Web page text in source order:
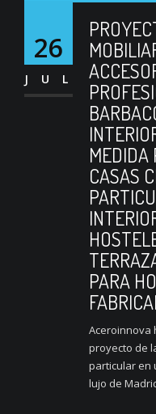
26
JUL
MEDIDA
CASAS
PARA
Aceroinnova
proyecto de
particular en
lujo de